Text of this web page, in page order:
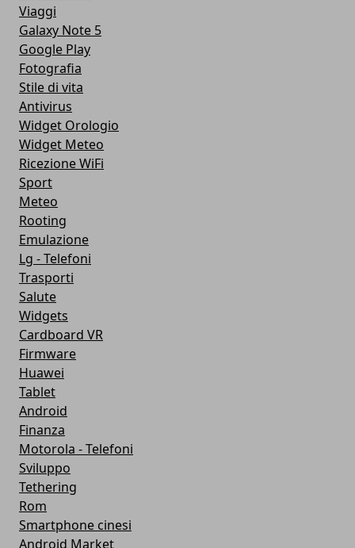
Viaggi
Galaxy Note 5
Google Play
Fotografia
Stile di vita
Antivirus
Widget Orologio
Widget Meteo
Ricezione WiFi
Sport
Meteo
Rooting
Emulazione
Lg - Telefoni
Trasporti
Salute
Widgets
Cardboard VR
Firmware
Huawei
Tablet
Android
Finanza
Motorola - Telefoni
Sviluppo
Tethering
Rom
Smartphone cinesi
Android Market